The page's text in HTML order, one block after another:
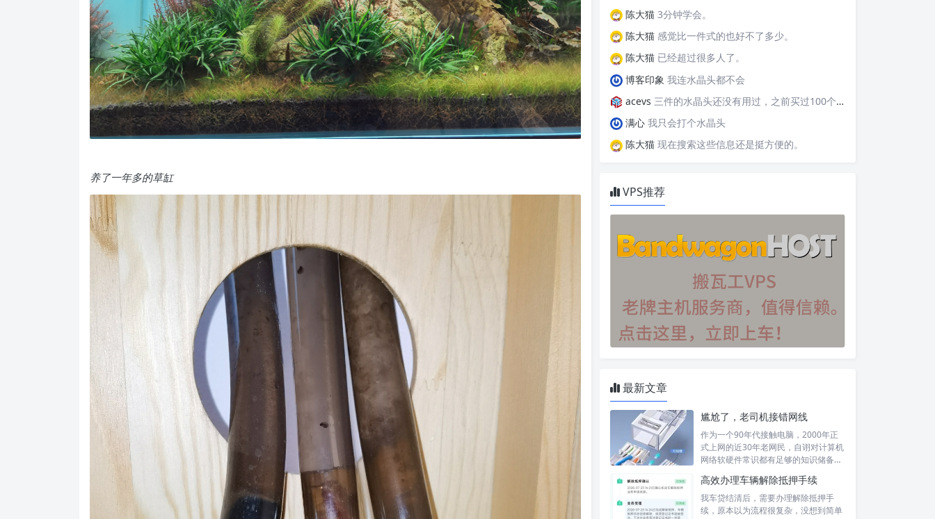
养了一年多的草缸
陈大猫 3分钟学会。
陈大猫 感觉比一件式的也好不了多少。
陈大猫 已经超过很多人了。
博客印象 我连水晶头都不会
acevs 三件的水晶头还没有用过，之前买过100个水晶头还没有 用完。
满心 我只会打个水晶头
陈大猫 现在搜索这些信息还是挺方便的。
VPS推荐
最新文章
尴尬了，老司机接错网线
作为一个90年代接触电脑，2000年正
式上网的近30年老网民，自诩对计算机
网络软硬件常识都有足够的知识储备，
高效办理车辆解除抵押手续
我车贷结清后，需要办理解除抵押手
续，原本以为流程很复杂，没想到简单